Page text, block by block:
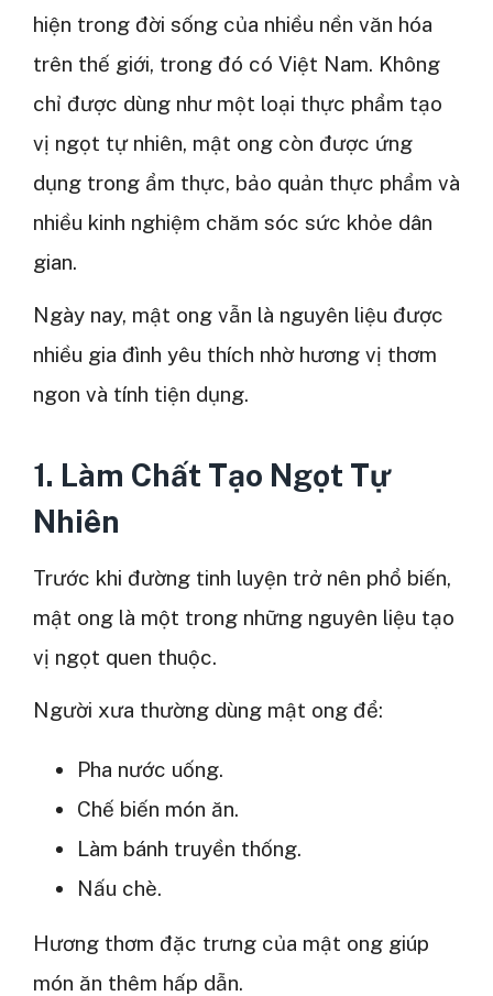
hiện trong đời sống của nhiều nền văn hóa
trên thế giới, trong đó có Việt Nam. Không
chỉ được dùng như một loại thực phẩm tạo
vị ngọt tự nhiên, mật ong còn được ứng
dụng trong ẩm thực, bảo quản thực phẩm và
nhiều kinh nghiệm chăm sóc sức khỏe dân
gian.
Ngày nay, mật ong vẫn là nguyên liệu được
nhiều gia đình yêu thích nhờ hương vị thơm
ngon và tính tiện dụng.
1. Làm Chất Tạo Ngọt Tự
Nhiên
Trước khi đường tinh luyện trở nên phổ biến,
mật ong là một trong những nguyên liệu tạo
vị ngọt quen thuộc.
Người xưa thường dùng mật ong để:
Pha nước uống.
Chế biến món ăn.
Làm bánh truyền thống.
Nấu chè.
Hương thơm đặc trưng của mật ong giúp
món ăn thêm hấp dẫn.